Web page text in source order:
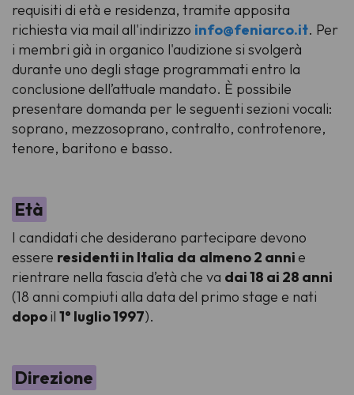
requisiti di età e residenza, tramite apposita
richiesta via mail all'indirizzo info@feniarco.it. Per
i membri già in organico l'audizione si svolgerà
durante uno degli stage programmati entro la
conclusione dell’attuale mandato. È possibile
presentare domanda per le seguenti sezioni vocali:
soprano, mezzosoprano, contralto, controtenore,
tenore, baritono e basso.
Età
I candidati che desiderano partecipare devono
essere residenti in Italia da almeno 2 annie
rientrare nella fascia d’età che va dai 18 ai 28 anni
(18 anni compiuti alla data del primo stage e nati
dopoil 1° luglio 1997).
Direzione